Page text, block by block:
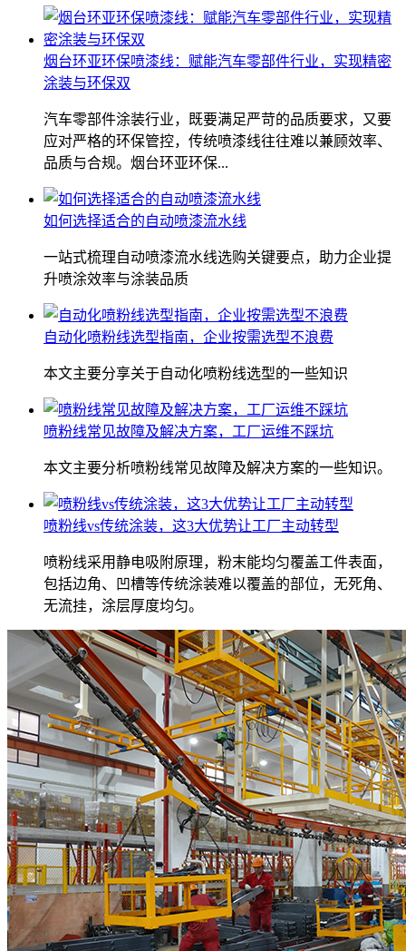
烟台环亚环保喷漆线：赋能汽车零部件行业，实现精密
涂装与环保双
汽车零部件涂装行业，既要满足严苛的品质要求，又要
应对严格的环保管控，传统喷漆线往往难以兼顾效率、
品质与合规。烟台环亚环保...
如何选择适合的自动喷漆流水线
一站式梳理自动喷漆流水线选购关键要点，助力企业提
升喷涂效率与涂装品质
自动化喷粉线选型指南，企业按需选型不浪费
本文主要分享关于自动化喷粉线选型的一些知识
喷粉线常见故障及解决方案，工厂运维不踩坑
本文主要分析喷粉线常见故障及解决方案的一些知识。
喷粉线vs传统涂装，这3大优势让工厂主动转型
喷粉线采用静电吸附原理，粉末能均匀覆盖工件表面，
包括边角、凹槽等传统涂装难以覆盖的部位，无死角、
无流挂，涂层厚度均匀。